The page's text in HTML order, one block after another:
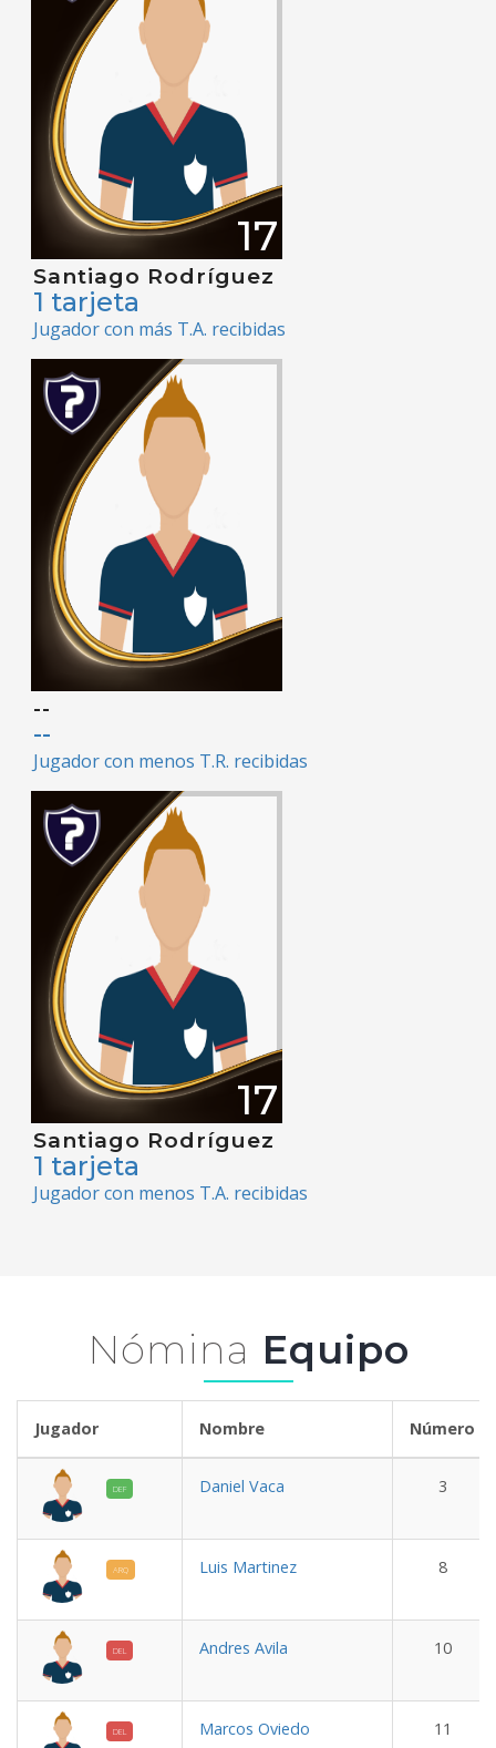
17
Santiago Rodríguez
1 tarjeta
Jugador con más T.A. recibidas
--
--
Jugador con menos T.R. recibidas
17
Santiago Rodríguez
1 tarjeta
Jugador con menos T.A. recibidas
Nómina Equipo
Jugador Nombre Número
DEF Daniel Vaca 3
ARQ Luis Martinez 8
DEL Andres Avila 10
DEL Marcos Oviedo 11